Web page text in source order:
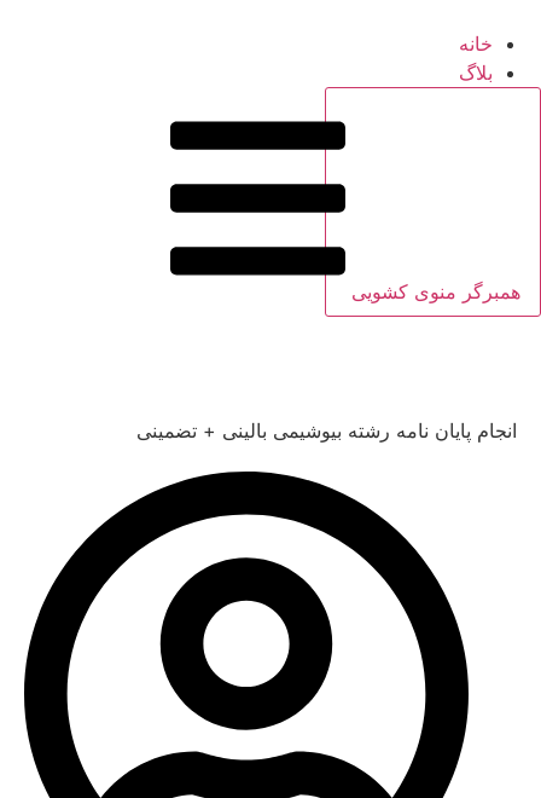
خانه
بلاگ
همبرگر منوی کشویی
انجام پایان نامه رشته بیوشیمی بالینی + تضمینی